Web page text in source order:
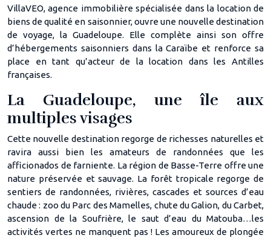
VillaVEO, agence immobilière spécialisée dans la location de
biens de qualité en saisonnier, ouvre une nouvelle destination
de voyage, la Guadeloupe. Elle complète ainsi son offre
d’hébergements saisonniers dans la Caraïbe et renforce sa
place en tant qu’acteur de la location dans les Antilles
françaises.
La Guadeloupe, une île aux
multiples visages
Cette nouvelle destination regorge de richesses naturelles et
ravira aussi bien les amateurs de randonnées que les
afficionados de farniente. La région de Basse-Terre offre une
nature préservée et sauvage. La forêt tropicale regorge de
sentiers de randonnées, rivières, cascades et sources d’eau
chaude : zoo du Parc des Mamelles, chute du Galion, du Carbet,
ascension de la Soufrière, le saut d’eau du Matouba…les
activités vertes ne manquent pas ! Les amoureux de plongée